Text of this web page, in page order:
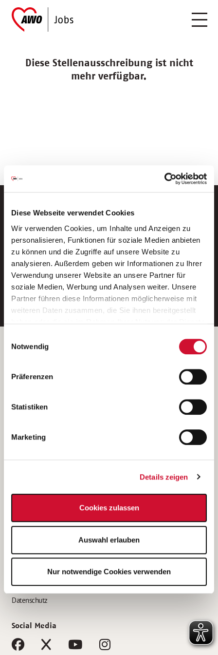
Diese Webseite verwendet Cookies
Wir verwenden Cookies, um Inhalte und Anzeigen zu
personalisieren, Funktionen für soziale Medien anbieten
zu können und die Zugriffe auf unsere Website zu
analysieren. Außerdem geben wir Informationen zu Ihrer
Verwendung unserer Website an unsere Partner für
soziale Medien, Werbung und Analysen weiter. Unsere
Partner führen diese Informationen möglicherweise mit
weiteren Daten zusammen, die Sie ihnen bereitgestellt
Wenn Sie auf „Cookies zulassen“ klicken, so stimmen
Sie der Speicherung sämtlicher Cookies zu. Sie können
Ihre Einwilligung selbstverständlich jederzeit widerrufen,
indem Sie die Cookie-Einstellungen aufrufen und diese
unsererDatenschutzerklärung
Notwendig
Präferenzen
Statistiken
Marketing
Details zeigen
Cookies zulassen
Auswahl erlauben
Nur notwendige Cookies verwenden
Diese Stellenausschreibung ist nicht
mehr verfügbar.
Neue Stellen per E-Mail.
Ein kostenloser Service von AWO
Jobs.
E-Mail-Adresse eintragen
Betreiber der Webseite
Kantstraße 45a
(Ein Tochterunternehmen des AWO Bezirksverbandes Unterfranken
e.V.)
Bewerbung als Altenpflegehelfer*in
Bewerbung als Erzieher*in
AWO Gliederungen nach Bundesland
Impressum
Datenschutz
Social Media